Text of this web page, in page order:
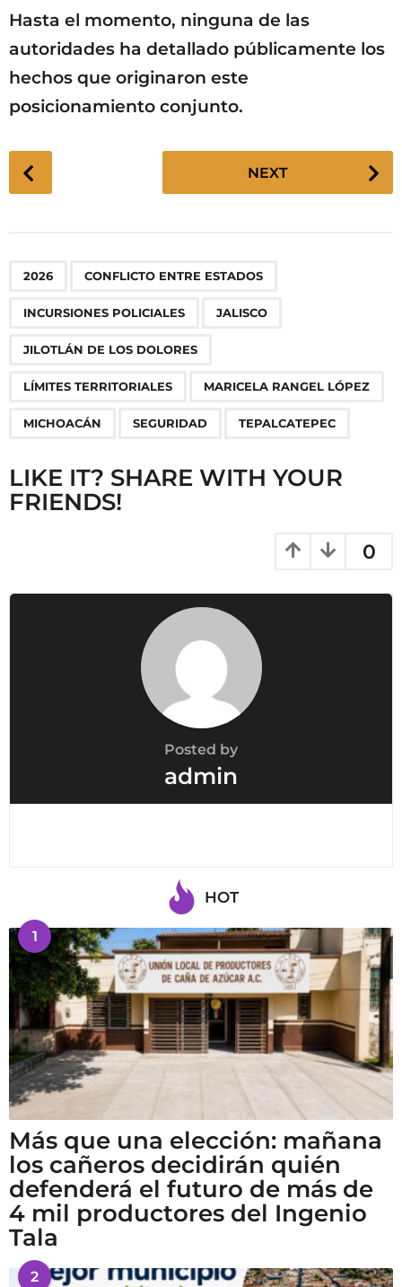
Hasta el momento, ninguna de las
autoridades ha detallado públicamente los
hechos que originaron este
posicionamiento conjunto.
P
o
n
n
NEXT
2026 CONFLICTO ENTRE ESTADOS
INCURSIONES POLICIALES JALISCO
JILOTLÁN DE LOS DOLORES
LÍMITES TERRITORIALES MARICELA RANGEL LÓPEZ
MICHOACÁN SEGURIDAD TEPALCATEPEC
LIKE IT? SHARE WITH YOUR
FRIENDS!
0
Posted by
admin
HOT
1
Más que una elección: mañana
los cañeros decidirán quién
defenderá el futuro de más de
4 mil productores del Ingenio
Tala
2